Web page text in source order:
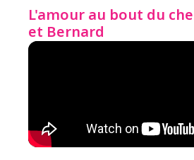
L'amour au bout du
et Bernard